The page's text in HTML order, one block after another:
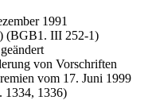
1991
(BGB1. III 252-1)
von Vorschriften
vom 17. Juni 1999
1334, 1336)